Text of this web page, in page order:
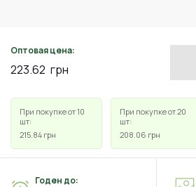
Оптовая цена:
223.62 грн
При покупке от 10
шт:
215.84 грн
При покупке от 20
шт:
208.06 грн
Годен до: